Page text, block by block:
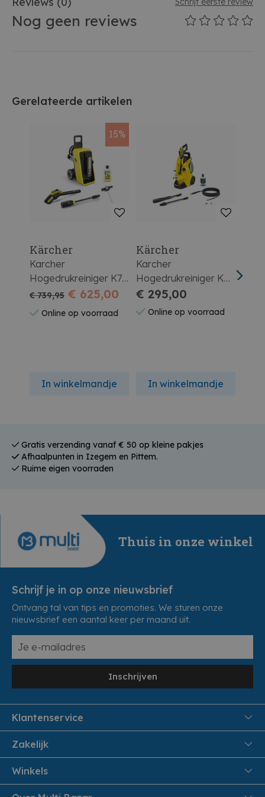
Nog geen reviews
Gerelateerde artikelen
15%
Kärcher
Karcher
Hogedrukreiniger K7
Comfort Premium
€ 739,95 € 625,00
Online op voorraad
In winkelmandje
Kärcher
Karcher
Hogedrukreiniger K4
Power Control Flex +
Rioolset 7.5m +
€ 295,00
Online op voorraad
In winkelmandje
Gratis verzending vanaf € 50 op kleine pakjes
Afhaalpunten in Izegem en Pittem.
Ruime eigen voorraden
Thuis in onze winkel
Schrijf je in op onze nieuwsbrief
Ontvang tal van tips en promoties. We sturen onze
nieuwsbrief een aantal keer per maand uit.
Inschrijven
Klantenservice
FAQ
Veiligheid en Privacy
Zakelijk
Samenwoonactie
B2B
Winkels